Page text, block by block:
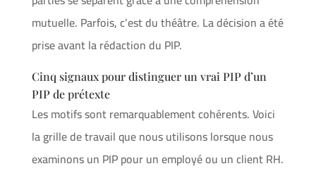
mutuelle. Parfois, c’est du théâtre. La décision a été
prise avant la rédaction du PIP.
Cinq signaux pour distinguer un vrai PIP d’un
PIP de prétexte
Les motifs sont remarquablement cohérents. Voici
la grille de travail que nous utilisons lorsque nous
examinons un PIP pour un employé ou un client RH.